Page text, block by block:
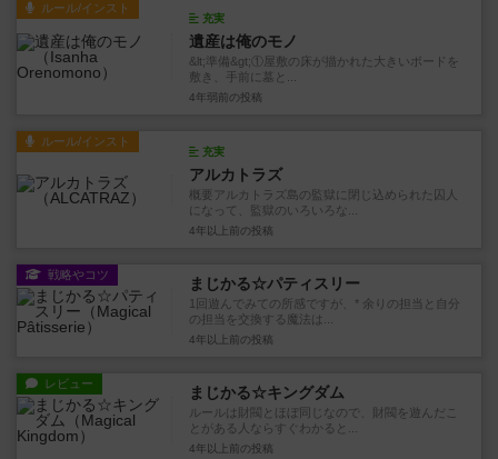
ルール/インスト
充実
遺産は俺のモノ
&lt;準備&gt;①屋敷の床が描かれた大きいボードを
敷き、手前に墓と...
4年弱前 の投稿
ルール/インスト
充実
アルカトラズ
概要アルカトラズ島の監獄に閉じ込められた囚人
になって、監獄のいろいろな...
4年以上前 の投稿
戦略やコツ まじかる☆パティスリー
1回遊んでみての所感ですが、* 余りの担当と自分
の担当を交換する魔法は...
4年以上前 の投稿
レビュー まじかる☆キングダム
ルールは財閥とほぼ同じなので、財閥を遊んだこ
とがある人ならすぐわかると...
4年以上前 の投稿